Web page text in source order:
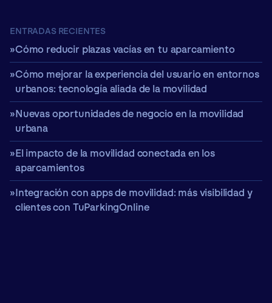
ENTRADAS RECIENTES
Cómo reducir plazas vacías en tu aparcamiento
Cómo mejorar la experiencia del usuario en entornos
urbanos: tecnología aliada de la movilidad
Nuevas oportunidades de negocio en la movilidad
urbana
El impacto de la movilidad conectada en los
aparcamientos
Integración con apps de movilidad: más visibilidad y
clientes con TuParkingOnline